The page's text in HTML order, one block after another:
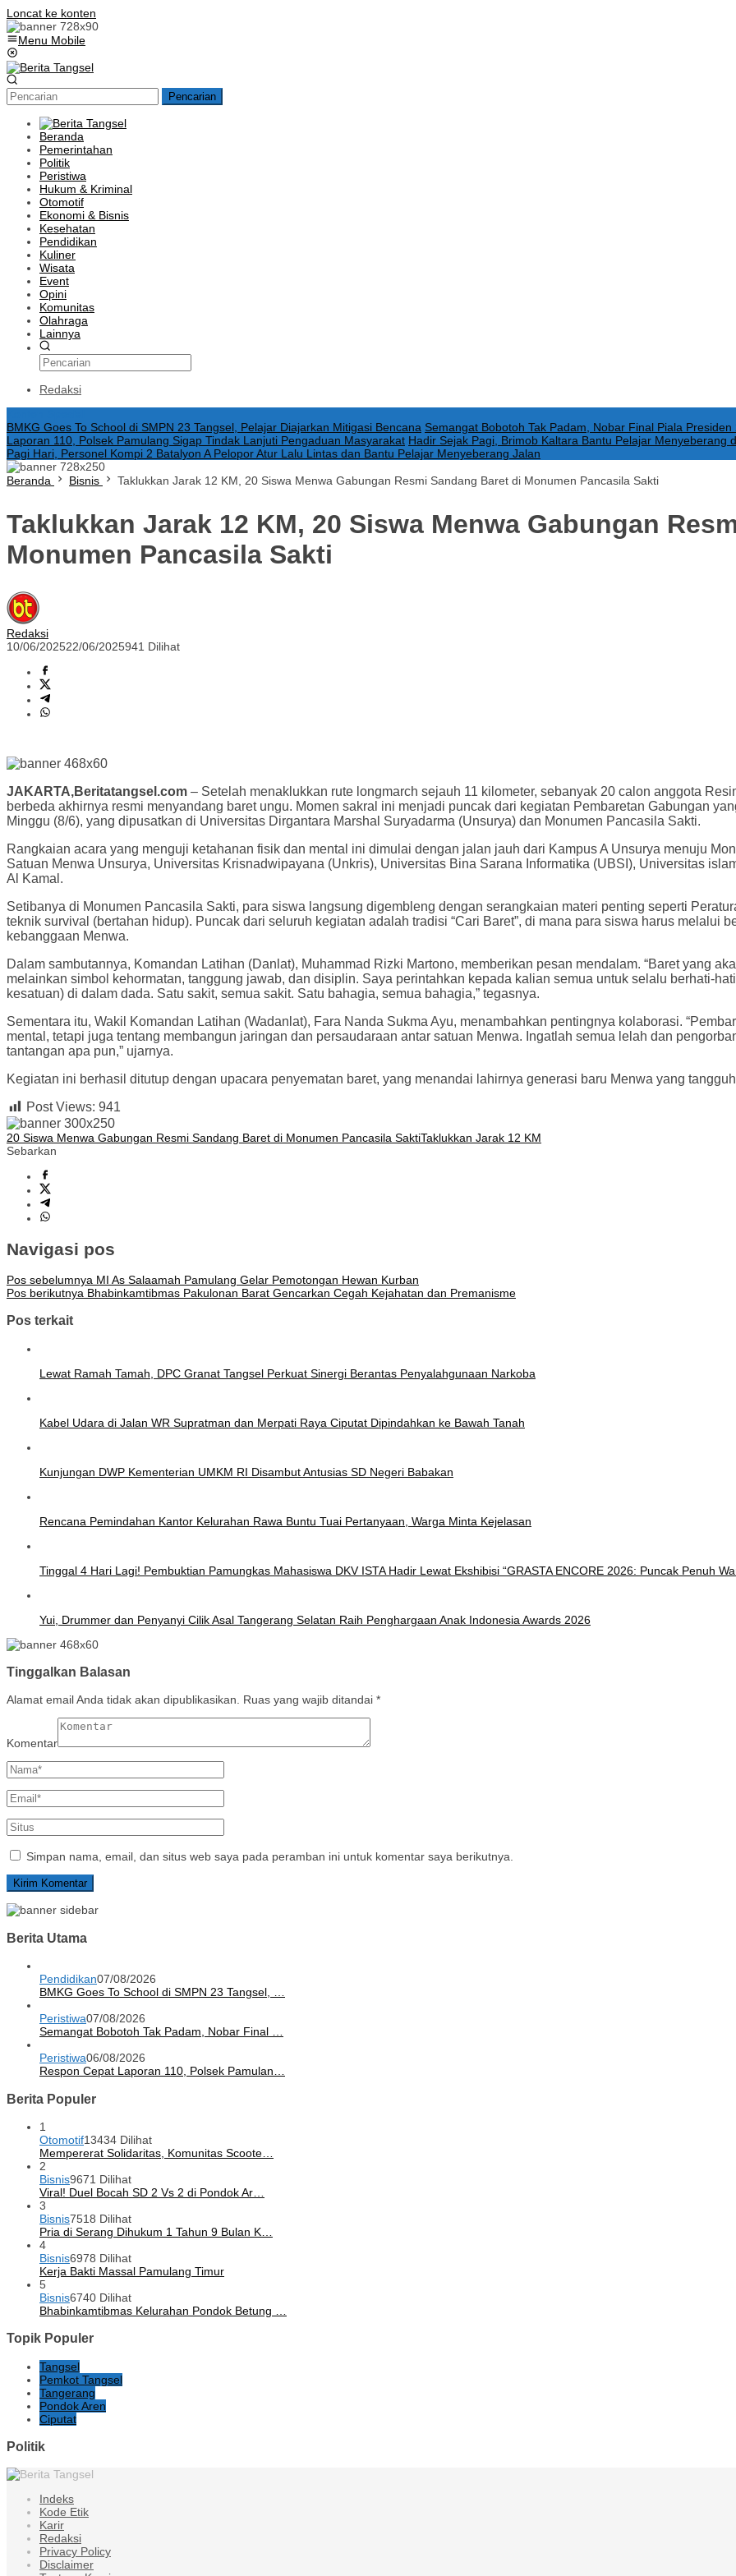
Loncat ke konten
Menu Mobile
Pencarian
Beranda
Pemerintahan
Politik
Peristiwa
Hukum & Kriminal
Otomotif
Ekonomi & Bisnis
Kesehatan
Pendidikan
Kuliner
Wisata
Event
Opini
Komunitas
Olahraga
Lainnya
Redaksi
BMKG Goes To School di SMPN 23 Tangsel, Pelajar Diajarkan Mitigasi Bencana Semangat Bobotoh Tak Padam, Nobar Final Piala
Laporan 110, Polsek Pamulang Sigap Tindak Lanjuti Pengaduan Masyarakat Hadir Sejak Pagi, Brimob Kaltara Bantu Pelajar Menyeberang
Pagi Hari, Personel Kompi 2 Batalyon A Pelopor Atur Lalu Lintas dan Bantu Pelajar Menyeberang Jalan
Beranda Bisnis Taklukkan Jarak 12 KM, 20 Siswa Menwa Gabungan Resmi Sandang Baret di Monumen Pancasila Sakti
Taklukkan Jarak 12 KM, 20 Siswa Menwa Gabungan
Monumen Pancasila Sakti
Redaksi
10/06/202522/06/2025941 Dilihat
JAKARTA,Beritatangsel.com – Setelah menaklukkan rute longmarch sejauh 11 kilometer, sebanyak 20 calon anggota
berbeda akhirnya resmi menyandang baret ungu. Momen sakral ini menjadi puncak dari kegiatan Pembaretan Gabungan
Minggu (8/6), yang dipusatkan di Universitas Dirgantara Marshal Suryadarma (Unsurya) dan Monumen Pancasila Sakti.
Rangkaian acara yang menguji ketahanan fisik dan mental ini dimulai dengan jalan jauh dari Kampus A Unsurya menuju
Satuan Menwa Unsurya, Universitas Krisnadwipayana (Unkris), Universitas Bina Sarana Informatika (UBSI), Universitas
Al Kamal.
Setibanya di Monumen Pancasila Sakti, para siswa langsung digembleng dengan serangkaian materi penting seperti
teknik survival (bertahan hidup). Puncak dari seluruh kegiatan adalah tradisi “Cari Baret”, di mana para siswa harus melalui
kebanggaan Menwa.
Dalam sambutannya, Komandan Latihan (Danlat), Muhammad Rizki Martono, memberikan pesan mendalam. “Baret yang
melainkan simbol kehormatan, tanggung jawab, dan disiplin. Saya perintahkan kepada kalian semua untuk selalu berhati-
kesatuan) di dalam dada. Satu sakit, semua sakit. Satu bahagia, semua bahagia,” tegasnya.
Sementara itu, Wakil Komandan Latihan (Wadanlat), Fara Nanda Sukma Ayu, menambahkan pentingnya kolaborasi.
mental, tetapi juga tentang membangun jaringan dan persaudaraan antar satuan Menwa. Ingatlah semua lelah dan
tantangan apa pun,” ujarnya.
Kegiatan ini berhasil ditutup dengan upacara penyematan baret, yang menandai lahirnya generasi baru Menwa yang
Post Views: 941
20 Siswa Menwa Gabungan Resmi Sandang Baret di Monumen Pancasila SaktiTaklukkan Jarak 12 KM
Sebarkan
Navigasi pos
Pos sebelumnya MI As Salaamah Pamulang Gelar Pemotongan Hewan Kurban
Pos berikutnya Bhabinkamtibmas Pakulonan Barat Gencarkan Cegah Kejahatan dan Premanisme
Pos terkait
Lewat Ramah Tamah, DPC Granat Tangsel Perkuat Sinergi Berantas Penyalahgunaan Narkoba
Kabel Udara di Jalan WR Supratman dan Merpati Raya Ciputat Dipindahkan ke Bawah Tanah
Kunjungan DWP Kementerian UMKM RI Disambut Antusias SD Negeri Babakan
Rencana Pemindahan Kantor Kelurahan Rawa Buntu Tuai Pertanyaan, Warga Minta Kejelasan
Tinggal 4 Hari Lagi! Pembuktian Pamungkas Mahasiswa DKV ISTA Hadir Lewat Ekshibisi “GRASTA ENCORE 2026: Puncak Penuh
Yui, Drummer dan Penyanyi Cilik Asal Tangerang Selatan Raih Penghargaan Anak Indonesia Awards 2026
Tinggalkan Balasan
Alamat email Anda tidak akan dipublikasikan. Ruas yang wajib ditandai *
Komentar
Simpan nama, email, dan situs web saya pada peramban ini untuk komentar saya berikutnya.
Berita Utama
Pendidikan07/08/2026
BMKG Goes To School di SMPN 23 Tangsel, …
Peristiwa07/08/2026
Semangat Bobotoh Tak Padam, Nobar Final …
Peristiwa06/08/2026
Respon Cepat Laporan 110, Polsek Pamulan…
Berita Populer
1
Otomotif13434 Dilihat
Mempererat Solidaritas, Komunitas Scoote…
2
Bisnis9671 Dilihat
Viral! Duel Bocah SD 2 Vs 2 di Pondok Ar…
3
Bisnis7518 Dilihat
Pria di Serang Dihukum 1 Tahun 9 Bulan K…
4
Bisnis6978 Dilihat
Kerja Bakti Massal Pamulang Timur
5
Bisnis6740 Dilihat
Bhabinkamtibmas Kelurahan Pondok Betung …
Topik Populer
Tangsel
Pemkot Tangsel
Tangerang
Pondok Aren
Ciputat
Politik
Indeks
Kode Etik
Karir
Redaksi
Privacy Policy
Disclaimer